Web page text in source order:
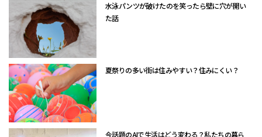
水泳パンツが破けたのを笑ったら壁に穴が開い
た話
夏祭りの多い街は住みやすい？住みにくい？
今話題のAIで生活はどう変わる？私たちの暮ら